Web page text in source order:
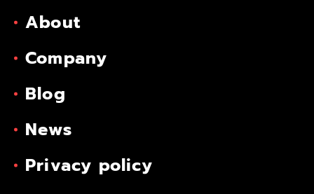
About
Company
Blog
News
Privacy policy